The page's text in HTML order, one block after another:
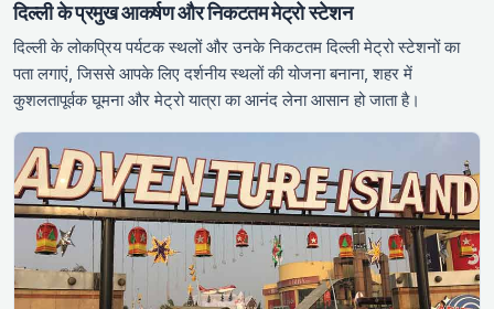
दिल्ली के प्रमुख आकर्षण और निकटतम मेट्रो स्टेशन
दिल्ली के लोकप्रिय पर्यटक स्थलों और उनके निकटतम दिल्ली मेट्रो स्टेशनों का
पता लगाएं, जिससे आपके लिए दर्शनीय स्थलों की योजना बनाना, शहर में
कुशलतापूर्वक घूमना और मेट्रो यात्रा का आनंद लेना आसान हो जाता है।